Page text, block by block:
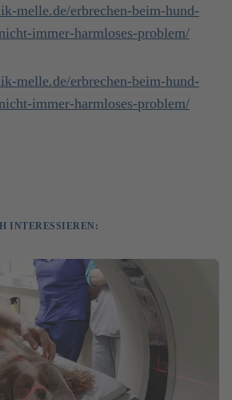
melle.de/erbrechen-beim-hund-
immer-harmloses-problem/
melle.de/erbrechen-beim-hund-
immer-harmloses-problem/
INTERESSIEREN: